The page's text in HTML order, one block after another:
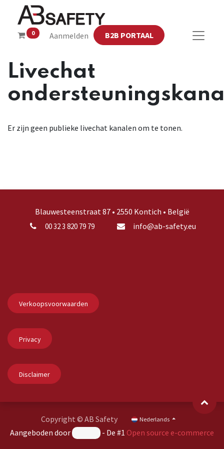
0 Aanmelden B2B PORTAAL
Livechat
Er zijn geen publieke livechat kanalen om te tonen.
Blauwesteenstraat 87 • 2550 Kontich • België
00 32 3 820 79 79 info@ab-safety.eu
Verkoopsvoorwaarden
Privacy
Disclaimer
Copyright © AB Safety Nederlands
Aangeboden door - De #1Open source e-commerce